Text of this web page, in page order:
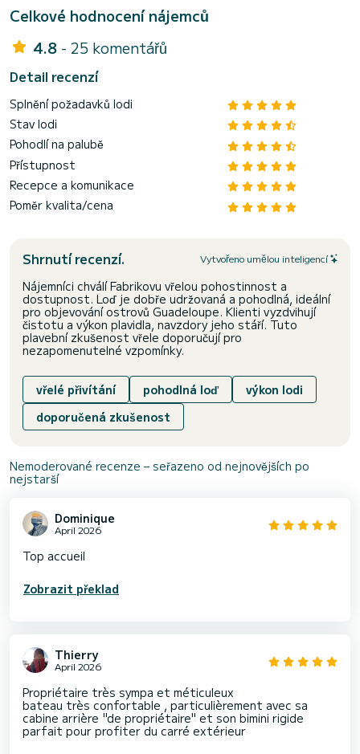
Celkové hodnocení nájemců
4.8 - 25 komentářů
Detail recenzí
Splnění požadavků lodi
Stav lodi
Pohodlí na palubě
Přístupnost
Recepce a komunikace
Poměr kvalita/cena
Shrnutí recenzí. Vytvořeno umělou inteligencí
Nájemníci chválí Fabrikovu vřelou pohostinnost a
dostupnost. Loď je dobře udržovaná a pohodlná, ideální
pro objevování ostrovů Guadeloupe. Klienti vyzdvihují
čistotu a výkon plavidla, navzdory jeho stáří. Tuto
plavební zkušenost vřele doporučují pro
nezapomenutelné vzpomínky.
vřelé přivítání pohodlná loď
výkon lodi
doporučená zkušenost
Nemoderované recenze – seřazeno od nejnovějších po
nejstarší
Dominique
April 2026
Top accueil
Zobrazit překlad
Thierry
April 2026
Propriétaire très sympa et méticuleux
bateau très confortable , particulièrement avec sa
cabine arrière "de propriétaire" et son bimini rigide
parfait pour profiter du carré extérieur